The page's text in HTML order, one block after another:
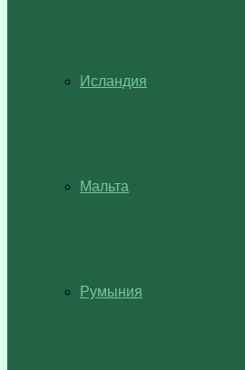
Исландия
Мальта
Румыния